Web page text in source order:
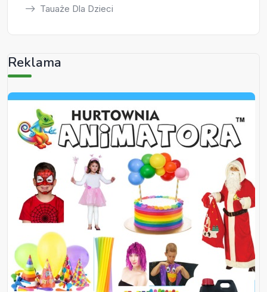
Tauaże Dla Dzieci
Reklama